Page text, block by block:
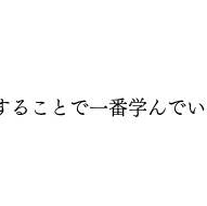
ることで一番学んで